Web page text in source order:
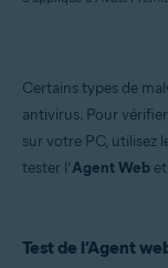
Produits:
Avast Premium
Systèmes
Éducation (32/64
Certains types de
antivirus. Pour vérifier
sur votre PC, utilisez
tester l’Agent Web et
Test de l’Agent